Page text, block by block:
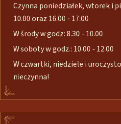
Czynna poniedziałek, wtorek i
10.00 oraz 16.00 - 17.00
W środy w godz: 8.30 - 10.00
W soboty w godz.: 10.00 - 12.00
W czwartki, niedziele i
nieczynna!